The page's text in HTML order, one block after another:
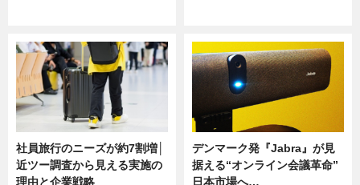
社員旅行のニーズが約7割増│
近ツー調査から見える実施の
理由と企業戦略
デンマーク発『Jabra』が見
据える“オンライン会議革命”
日本市場へ…